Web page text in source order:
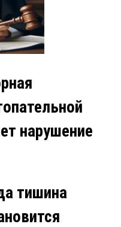
нарушение
тишина